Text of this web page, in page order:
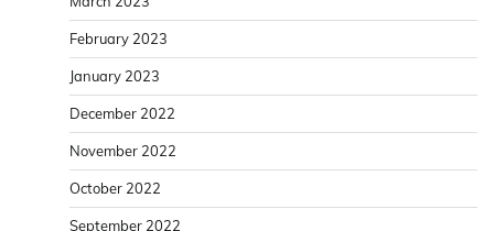
February 2023
January 2023
December 2022
November 2022
October 2022
September 2022